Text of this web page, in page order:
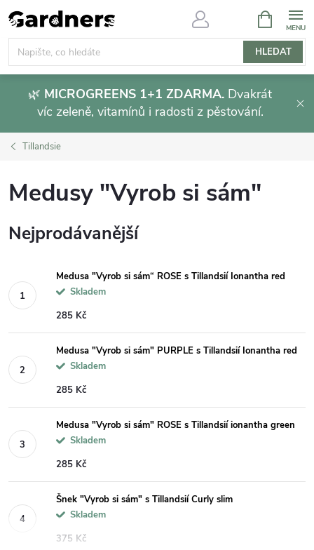
Přejít
na
obsah
HLEDAT
NÁKUPNÍ
KOŠÍK
🌿 MICROGREENS 1+1 ZDARMA. Dvakrát
víc zeleně, vitamínů i radosti z pěstování.
Tillandsie
Medusy "Vyrob si sám"
Nejprodávanější
Medusa "Vyrob si sám“ ROSE s Tillandsií Ionantha red
Skladem
285 Kč
Medusa "Vyrob si sám" PURPLE s Tillandsií Ionantha red
Skladem
285 Kč
Medusa "Vyrob si sám" ROSE s Tillandsií ionantha green
Skladem
285 Kč
Šnek "Vyrob si sám" s Tillandsií Curly slim
Skladem
375 Kč